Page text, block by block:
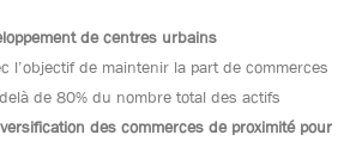
de centres urbains
l’objectif de maintenir la part de commerces
de 80% du nombre total des actifs
des commerces de proximité pour